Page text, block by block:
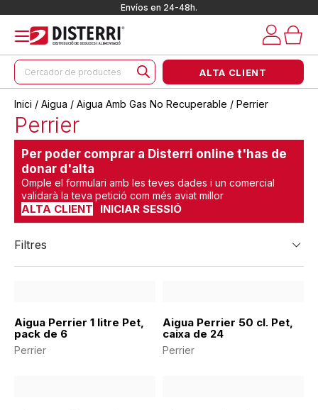
Envíos en 24-48h.
Products
search
ALTA CLIENT
Inici / Aigua / Aigua Amb Gas No Recuperable / Perrier
Perrier
Per poder comprar a Disterri online t'has de
donar d'alta
Omple el formulari amb les teves dades i un comercial
validarà la teva petició com més aviat millor
ALTA CLIENT INICIAR SESSIÓ
Filtres
Aigua Perrier 1 litre Pet,
pack de 6
Perrier
Aigua Perrier 50 cl. Pet,
caixa de 24
Perrier